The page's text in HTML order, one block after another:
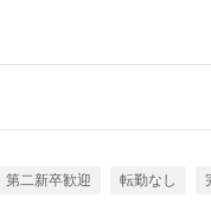
第二新卒歓迎 転勤なし